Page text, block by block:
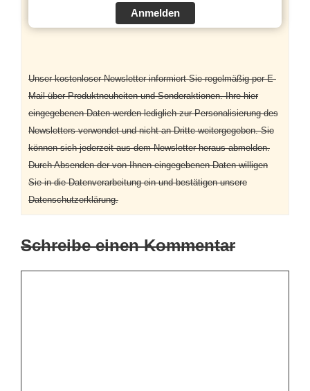
Anmelden
Unser kostenloser Newsletter informiert Sie regelmäßig per E-
Mail über Produktneuheiten und Sonderaktionen. Ihre hier
eingegebenen Daten werden lediglich zur Personalisierung des
Newsletters verwendet und nicht an Dritte weitergegeben. Sie
können sich jederzeit aus dem Newsletter heraus abmelden.
Durch Absenden der von Ihnen eingegebenen Daten willigen
Sie in die Datenverarbeitung ein und bestätigen unsere
Datenschutzerklärung.
Schreibe einen Kommentar